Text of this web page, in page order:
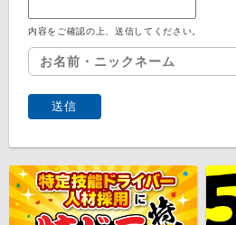
内容をご確認の上、送信してください。